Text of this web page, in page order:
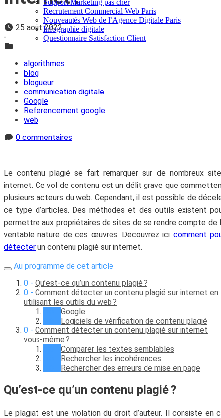
Support Marketing pas cher
Recrutement Commercial Web Paris
Nouveautés Web de l’Agence Digitale Paris
Infographie digitale
Questionnaire Satisfaction Client
25 août 2022
-
algorithmes
blog
blogueur
communication digitale
Google
Referencement google
web
0 commentaires
Le contenu plagié se fait remarquer sur de nombreux
internet. Ce vol de contenu est un délit grave que
plusieurs acteurs du web. Cependant, il est possible de
ce type d’articles. Des méthodes et des outils existent
permettre aux propriétaires de sites de se rendre compte de
véritable nature de ces œuvres. Découvrez ici comment
détecter un contenu plagié sur internet.
Au programme de cet article
Qu’est-ce qu’un contenu plagié ?
Comment détecter un contenu plagié sur internet en
utilisant les outils du web ?
Google
Logiciels de vérification de contenu plagié
Comment détecter un contenu plagié sur internet
vous-même ?
Comparer les textes semblables
Rechercher les incohérences
Rechercher des erreurs de mise en page
Qu’est-ce qu’un contenu plagié ?
Le plagiat est une violation du droit d’auteur. Il consiste en